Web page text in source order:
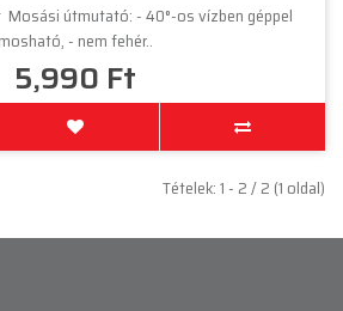
Mosási útmutató: - 40°-os vízben géppel
mosható, - nem fehér..
5,990 Ft
Tételek: 1 - 2 / 2 (1 oldal)